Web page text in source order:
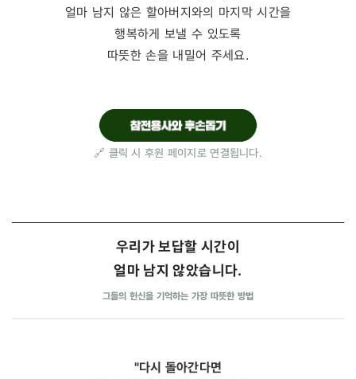
얼마 남지 않은 할아버지와의 마지막 시간을
행복하게 보낼 수 있도록
따뜻한 손을 내밀어 주세요.
🔗 클릭 시 후원 페이지로 연결됩니다.
우리가 보답할 시간이
얼마 남지 않았습니다.
그들의 헌신을 기억하는 가장 따뜻한 방법
"다시 돌아간다면